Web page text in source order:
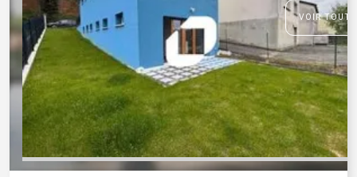
VOIR